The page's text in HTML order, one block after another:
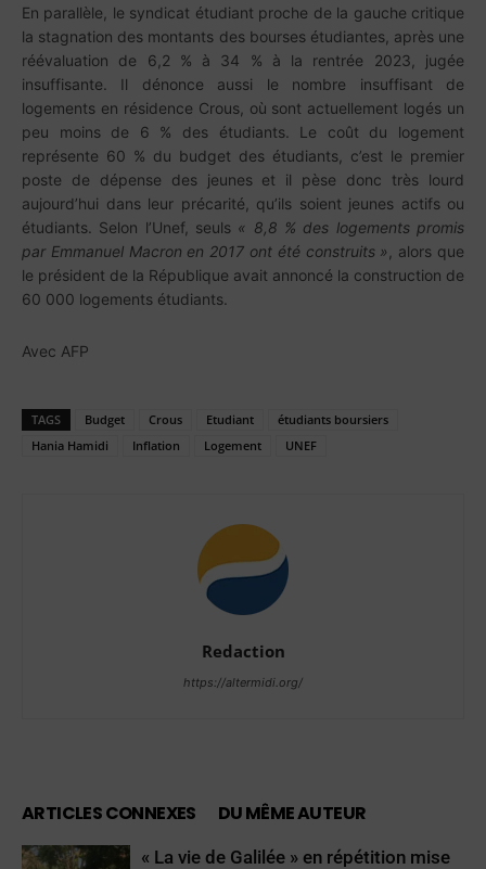
En parallèle, le syndicat étudiant proche de la gauche critique
la stagnation des montants des bourses étudiantes, après une
réévaluation de 6,2 % à 34 % à la rentrée 2023, jugée
insuffisante. Il dénonce aussi le nombre insuffisant de
logements en résidence Crous, où sont actuellement logés un
peu moins de 6 % des étudiants. Le coût du logement
représente 60 % du budget des étudiants, c’est le premier
poste de dépense des jeunes et il pèse donc très lourd
aujourd’hui dans leur précarité, qu’ils soient jeunes actifs ou
étudiants. Selon l’Unef, seuls « 8,8 % des logements promis
par Emmanuel Macron en 2017 ont été construits »
, alors que
le président de la République avait annoncé la construction de
60 000 logements étudiants.
Avec AFP
TAGS Budget Crous Etudiant
étudiants boursiers
Hania Hamidi
Inflation Logement UNEF
Redaction
https://altermidi.org/
ARTICLES CONNEXES DU MÊME AUTEUR
« La vie de Galilée » en répétition mise